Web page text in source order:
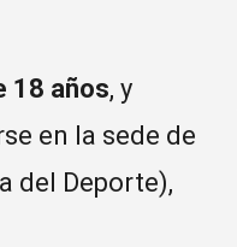
18 años, y
en la sede de
del Deporte),